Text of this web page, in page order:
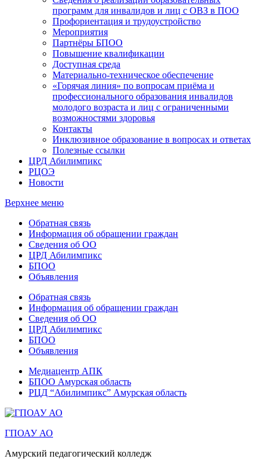
программ для инвалидов и лиц с ОВЗ в ПОО
Профориентация и трудоустройство
Мероприятия
Партнёры БПОО
Повышение квалификации
Доступная среда
Материально-техническое обеспечение
«Горячая линия» по вопросам приёма и
профессионального образования инвалидов
молодого возраста и лиц с ограниченными
возможностями здоровья
Контакты
Инклюзивное образование в вопросах и ответах
Полезные ссылки
ЦРД Абилимпикс
РЦОЭ
Новости
Верхнее меню
Обратная связь
Информация об обращении граждан
Сведения об ОО
ЦРД Абилимпикс
БПОО
Объявления
Обратная связь
Информация об обращении граждан
Сведения об ОО
ЦРД Абилимпикс
БПОО
Объявления
Медиацентр АПК
БПОО Амурская область
РЦД “Абилимпикс” Амурская область
ГПОАУ АО
Амурский педагогический колледж